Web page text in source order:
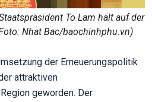
To Lam hält auf der
Nhat Bac/baochinhphu.vn)
der Erneuerungspolitik
attraktiven
geworden. Der